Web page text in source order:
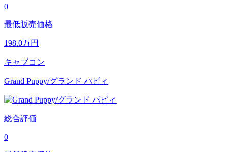
0
最低販売価格
198.0万円
キャブコン
Grand Puppy/グランド パピィ
総合評価
0